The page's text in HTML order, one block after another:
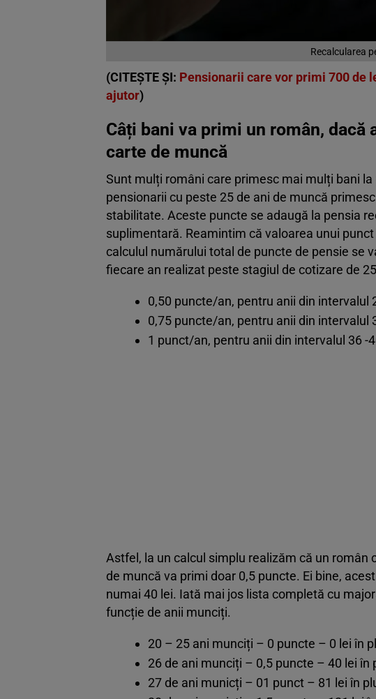
Recalcularea
(CITEȘTE ȘI: Pensionarii care vor primi 700 de
ajutor)
Câți bani va primi un român, dacă
carte de muncă
Sunt mulți români care primesc mai mulți bani
pensionarii cu peste 25 de ani de muncă
stabilitate. Aceste puncte se adaugă la pensia
suplimentară. Reamintim că valoarea unui
calculul numărului total de puncte de pensie se
fiecare an realizat peste stagiul de cotizare de
0,50 puncte/an, pentru anii din intervalul
0,75 puncte/an, pentru anii din intervalul
1 punct/an, pentru anii din intervalul 36 -
Astfel, la un calcul simplu realizăm că un român
de muncă va primi doar 0,5 puncte. Ei bine,
numai 40 lei. Iată mai jos lista completă cu
funcție de anii munciți.
20 – 25 ani munciți – 0 puncte – 0 lei în
26 de ani munciți – 0,5 puncte – 40 lei în
27 de ani municți – 01 punct – 81 lei în